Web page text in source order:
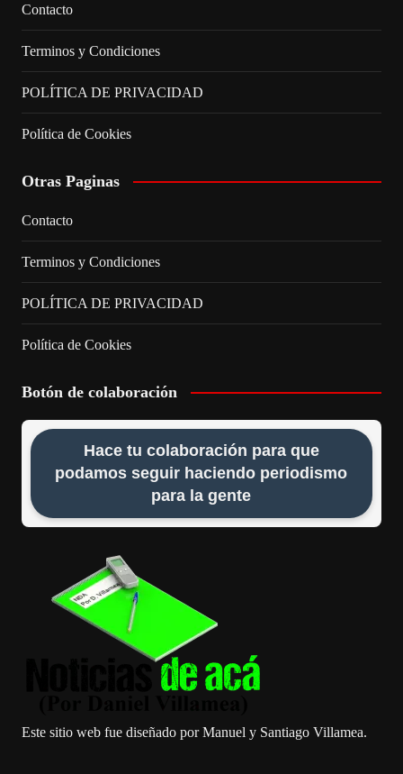
Contacto
Terminos y Condiciones
POLÍTICA DE PRIVACIDAD
Política de Cookies
Otras Paginas
Contacto
Terminos y Condiciones
POLÍTICA DE PRIVACIDAD
Política de Cookies
Botón de colaboración
Hace tu colaboración para que
podamos seguir haciendo periodismo
para la gente
Este sitio web fue diseñado por Manuel y Santiago Villamea.